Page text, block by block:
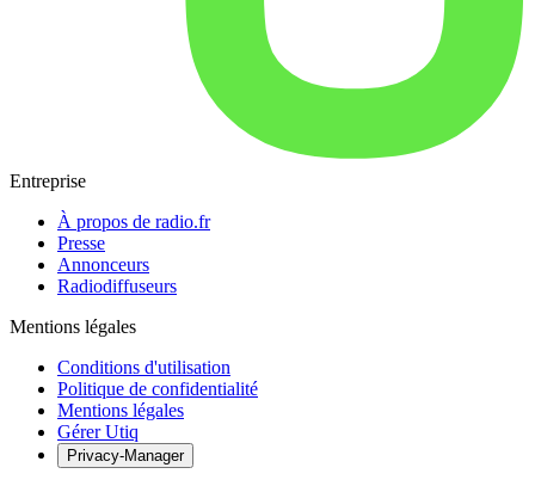
Entreprise
À propos de radio.fr
Presse
Annonceurs
Radiodiffuseurs
Mentions légales
Conditions d'utilisation
Politique de confidentialité
Mentions légales
Gérer Utiq
Privacy-Manager